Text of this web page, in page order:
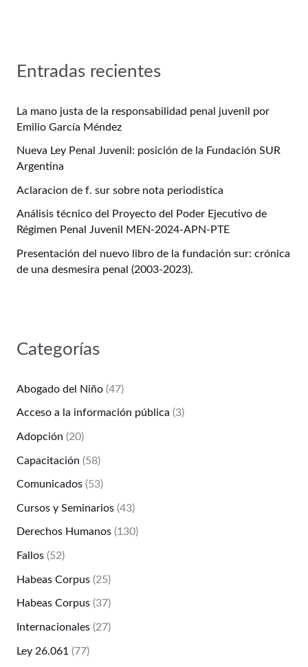
Entradas recientes
La mano justa de la responsabilidad penal juvenil por
Emilio García Méndez
Nueva Ley Penal Juvenil: posición de la Fundación SUR
Argentina
Aclaracion de f. sur sobre nota periodistica
Análisis técnico del Proyecto del Poder Ejecutivo de
Régimen Penal Juvenil MEN-2024-APN-PTE
Presentación del nuevo libro de la fundación sur: crónica
de una desmesira penal (2003-2023).
Categorías
Abogado del Niño(47)
Acceso a la información pública (3)
Adopción (20)
Capacitación (58)
Comunicados(53)
Cursos y Seminarios(43)
Derechos Humanos(130)
Fallos(52)
Habeas Corpus(25)
Habeas Corpus(37)
Internacionales(27)
Ley 26.061 (77)